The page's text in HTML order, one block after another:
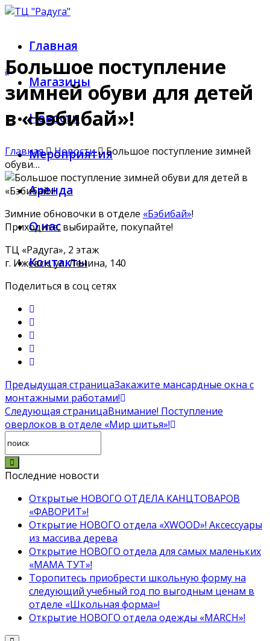
Главная
Магазины
Новости
Мероприятия
Аренда
О нас
Контакты
Большое поступление
зимней обуви для детей
в «Бэбибай»!
Главная Новости
Большое поступление зимней
обуви…
Зимние обновочки в отделе «Бэбибай»!
Приходите, выбирайте, покупайте!
ТЦ «Радуга», 2 этаж
г. Ижевск, ул. Ленина, 140
Поделиться в соц сетях
Предыдущая страницаЗакажите мансардные окна с
монтажными работами!
Следующая страницаВнимание! Поступление
оверлоков в отделе «Мир шитья»!
Последние новости
Открытые НОВОГО ОТДЕЛА КАНЦТОВАРОВ
«ФАВОРИТ»!
Открытие НОВОГО отдела «XWOOD»! Аксессуары
из массива дерева
Открытие НОВОГО отдела для самых маленьких
«МАМА ТУТ»!
Торопитесь приобрести школьную форму на
следующий учебный год по выгодным ценам в
отделе «Школьная форма»!
Открытие НОВОГО отдела одежды «MARCH»!